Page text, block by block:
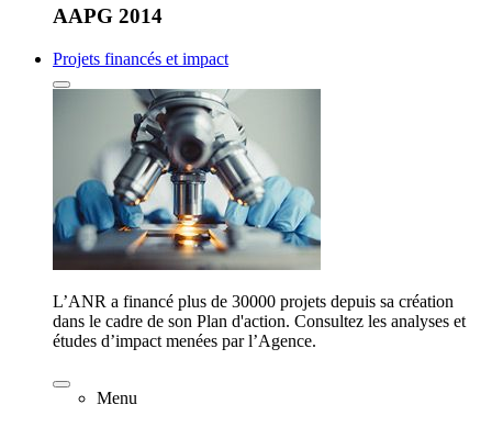
AAPG 2014
Projets financés et impact
L’ANR a financé plus de 30000 projets depuis sa création
dans le cadre de son Plan d'action. Consultez les analyses et
études d’impact menées par l’Agence.
Menu